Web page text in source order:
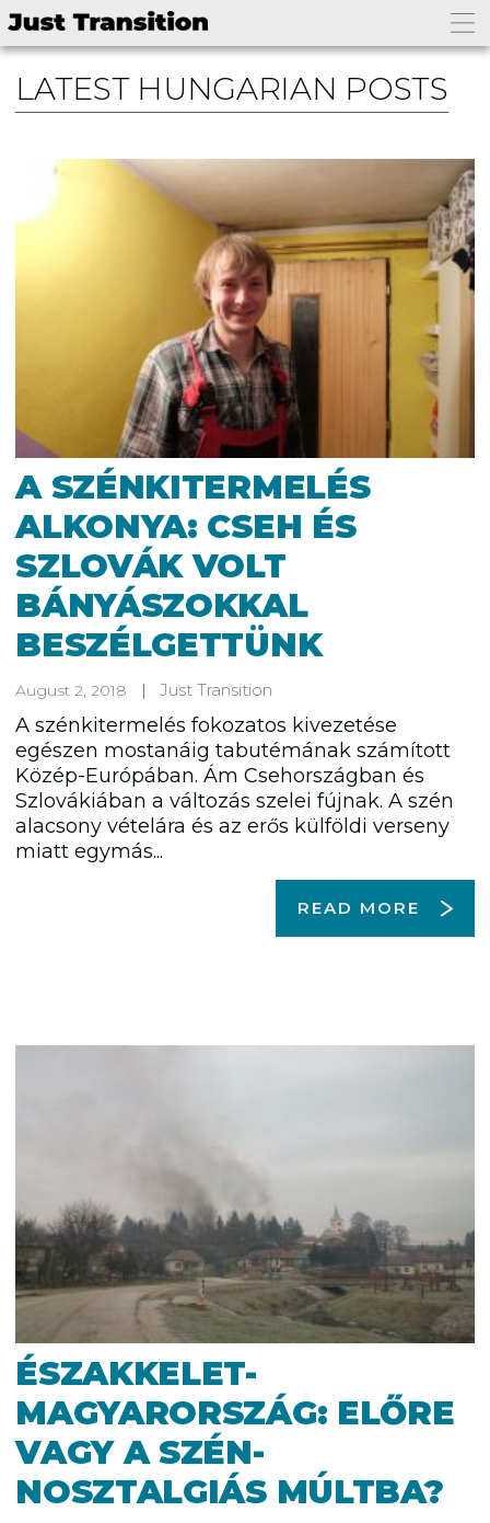
LATEST HUNGARIAN POSTS
A SZÉNKITERMELÉS
ALKONYA: CSEH ÉS
SZLOVÁK VOLT
BÁNYÁSZOKKAL
BESZÉLGETTÜNK
August 2, 2018 Just Transition
A szénkitermelés fokozatos kivezetése
egészen mostanáig tabutémának számított
Közép-Európában. Ám Csehországban és
Szlovákiában a változás szelei fújnak. A szén
alacsony vételára és az erős külföldi verseny
miatt egymás...
READ MORE
ÉSZAKKELET-
MAGYARORSZÁG: ELŐRE
VAGY A SZÉN-
NOSZTALGIÁS MÚLTBA?